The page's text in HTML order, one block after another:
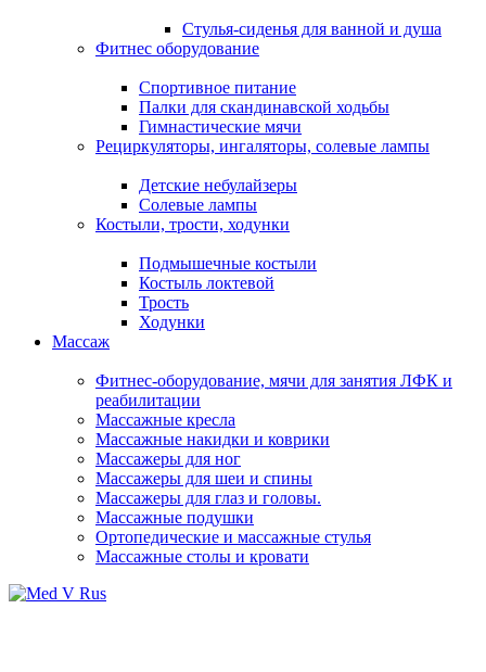
Стулья-сиденья для ванной и душа
Фитнес оборудование
Спортивное питание
Палки для скандинавской ходьбы
Гимнастические мячи
Рециркуляторы, ингаляторы, солевые лампы
Детские небулайзеры
Солевые лампы
Костыли, трости, ходунки
Подмышечные костыли
Костыль локтевой
Трость
Ходунки
Массаж
Фитнес-оборудование, мячи для занятия ЛФК и
реабилитации
Массажные кресла
Массажные накидки и коврики
Массажеры для ног
Массажеры для шеи и спины
Массажеры для глаз и головы.
Массажные подушки
Ортопедические и массажные стулья
Массажные столы и кровати